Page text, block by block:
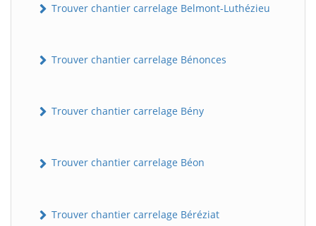
Trouver chantier carrelage Belmont-Luthézieu
Trouver chantier carrelage Bénonces
Trouver chantier carrelage Bény
Trouver chantier carrelage Béon
Trouver chantier carrelage Béréziat